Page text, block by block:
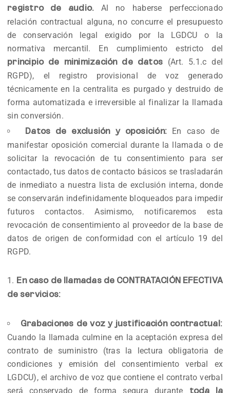
registro de audio.Al no haberse perfeccionado
relación contractual alguna, no concurre el presupuesto
de conservación legal exigido por la LGDCU o la
normativa mercantil. En cumplimiento estricto del
principio de minimización de datos (Art. 5.1.c del
RGPD), el registro provisional de voz generado
técnicamente en la centralita es purgado y destruido de
forma automatizada e irreversible al finalizar la llamada
sin conversión.
Datos de exclusión y oposición:En caso de
manifestar oposición comercial durante la llamada o de
solicitar la revocación de tu consentimiento para ser
contactado, tus datos de contacto básicos se trasladarán
de inmediato a nuestra lista de exclusión interna, donde
se conservarán indefinidamente bloqueados para impedir
futuros contactos. Asimismo, notificaremos esta
revocación de consentimiento al proveedor de la base de
datos de origen de conformidad con el artículo 19 del
RGPD.
En caso de llamadas de CONTRATACIÓN EFECTIVA
de servicios:
Grabaciones de voz y justificación contractual:
Cuando la llamada culmine en la aceptación expresa del
contrato de suministro (tras la lectura obligatoria de
condiciones y emisión del consentimiento verbal ex
LGDCU), el archivo de voz que contiene el contrato verbal
será conservado de forma segura durante